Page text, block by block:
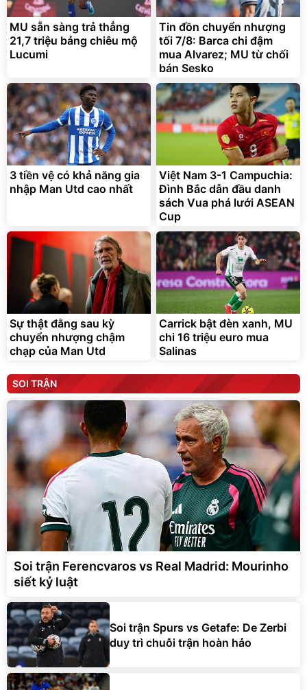
MU sẵn sàng trả thẳng
21,7 triệu bảng chiêu mộ
Lucumi
Tin đồn chuyển nhượng
tối 7/8: Barca chi đậm
mua Alvarez; MU từ chối
bán Sesko
3 tiền vệ có khả năng gia
nhập Man Utd cao nhất
Việt Nam 3-1 Campuchia:
Đình Bắc dẫn đầu danh
sách Vua phá lưới ASEAN
Cup
Sự thật đằng sau kỳ
chuyển nhượng chậm
chạp của Man Utd
Carrick bật đèn xanh, MU
chi 16 triệu euro mua
Salinas
SOI TRẬN
Soi trận Ferencvaros vs Real Madrid: Mourinho
siết kỷ luật
Soi trận Spurs vs Getafe: De Zerbi
duy trì chuỗi trận hoàn hảo